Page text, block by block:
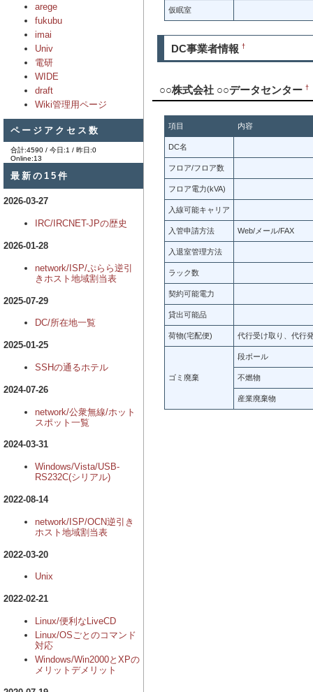
arege
fukubu
imai
Univ
電研
WIDE
draft
Wiki管理用ページ
ページアクセス数
合計:4590 / 今日:1 / 昨日:0
Online:13
最新の15件
2026-03-27
IRC/IRCNET-JPの歴史
2026-01-28
network/ISP/ぷらら逆引
きホスト地域割当表
2025-07-29
DC/所在地一覧
2025-01-25
SSHの通るホテル
2024-07-26
network/公衆無線/ホット
スポット一覧
2024-03-31
Windows/Vista/USB-
RS232C(シリアル)
2022-08-14
network/ISP/OCN逆引き
ホスト地域割当表
2022-03-20
Unix
2022-02-21
Linux/便利なLiveCD
Linux/OSごとのコマンド
対応
Windows/Win2000とXPの
メリットデメリット
仮眠室
DC事業者情報†
○○株式会社 ○○データセンター †
項目 内容
DC名
フロア/フロア数
フロア電力(kVA)
入線可能キャリア
入管申請方法 Web/メール/FAX
入退室管理方法
ラック数
契約可能電力
貸出可能品
荷物(宅配便) 代行受け取り、代行
ゴミ廃棄
段ボール
不燃物
産業廃棄物